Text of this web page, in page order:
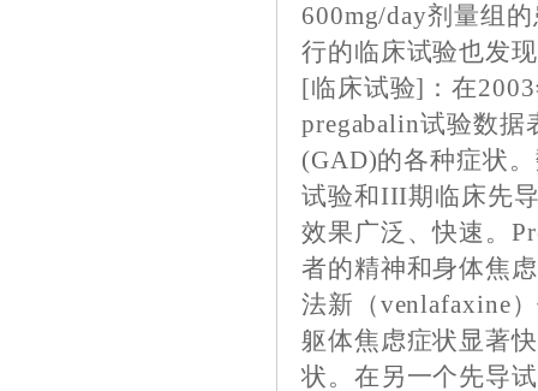
600mg/day剂量组
行的临床试验也发
[临床试验]：在
pregabalin试验数
(GAD)的各种症状
试验和III期临床先
效果广泛、快速。
者的精神和身体焦
法新（venlafaxine
躯体焦虑症状显著
状。在另一个先导